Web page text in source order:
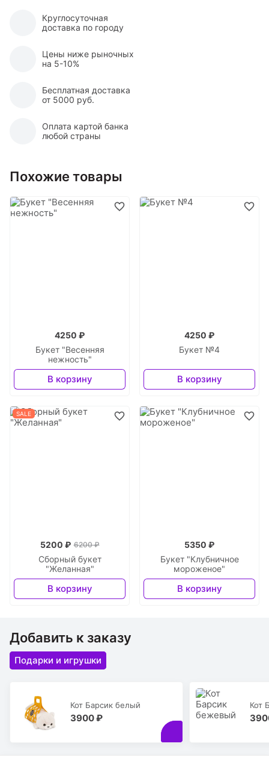
Круглосуточная
доставка по городу
Цены ниже рыночных
на 5-10%
Бесплатная доставка
от 5000 руб.
Оплата картой банка
любой страны
Похожие товары
Букет "Весенняя
нежность"
4250 ₽
В корзину
Букет №4
4250 ₽
В корзину
SALE
Сборный букет
"Желанная"
5200 ₽ 6200 ₽
В корзину
Букет "Клубничное
мороженое"
5350 ₽
В корзину
Добавить к заказу
Подарки и игрушки
Кот Барсик белый
3900 ₽
Кот